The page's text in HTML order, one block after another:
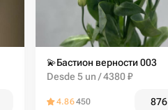
💫Бастион верности 003
Desde 5 un / 4380 ₽
4.86450 876